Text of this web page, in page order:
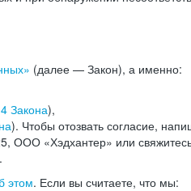
(далее — Закон), а именно:
Закона),
). Чтобы отозвать согласие,
ООО «Хэдхантер» или
этом. Если вы считаете, что мы: